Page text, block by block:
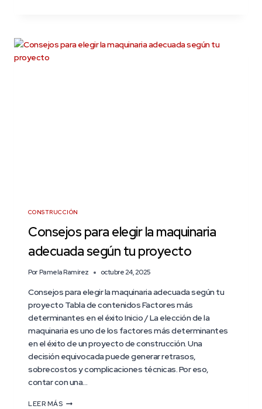
CONSTRUCCIÓN
Consejos para elegir la maquinaria
adecuada según tu proyecto
Por Pamela Ramírez octubre 24, 2025
Consejos para elegir la maquinaria adecuada según tu
proyecto Tabla de contenidos Factores más
determinantes en el éxito Inicio / La elección de la
maquinaria es uno de los factores más determinantes
en el éxito de un proyecto de construcción. Una
decisión equivocada puede generar retrasos,
sobrecostos y complicaciones técnicas. Por eso,
contar con una…
LEER MÁS